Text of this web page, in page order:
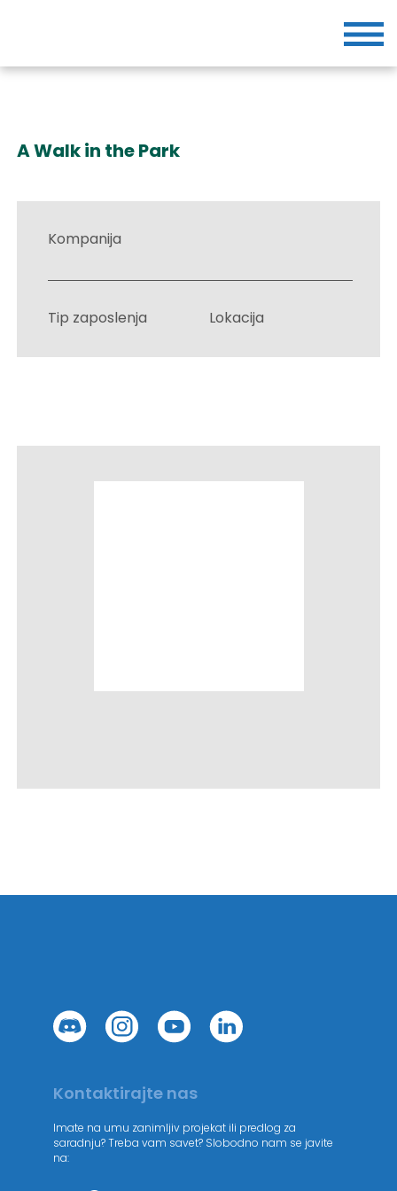
A Walk in the Park
Kompanija
Tip zaposlenja Lokacija
Kontaktirajte nas
Imate na umu zanimljiv projekat ili predlog za
saradnju? Treba vam savet? Slobodno nam se javite
na: